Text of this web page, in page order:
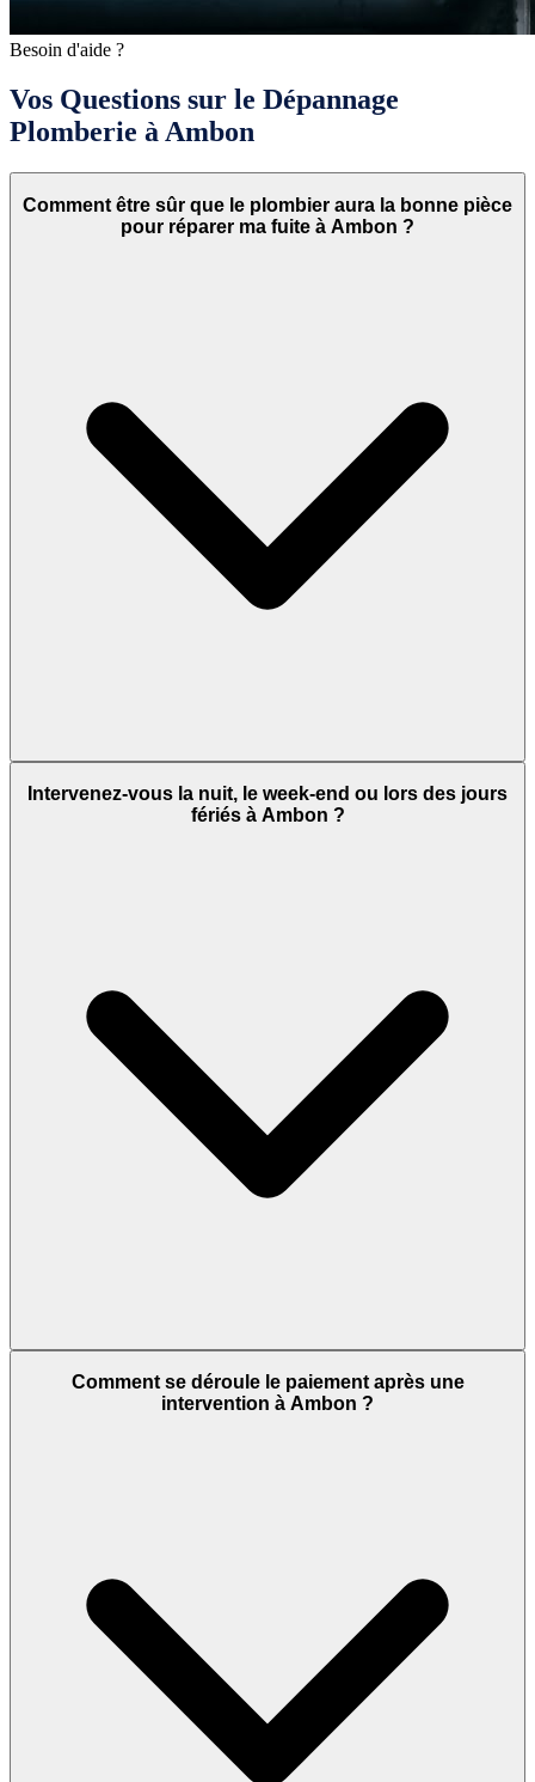
Besoin d'aide ?
Vos Questions sur le Dépannage
Plomberie à Ambon
Comment être sûr que le plombier aura la bonne pièce
pour réparer ma fuite à Ambon ?
Intervenez-vous la nuit, le week-end ou lors des jours
fériés à Ambon ?
Comment se déroule le paiement après une
intervention à Ambon ?